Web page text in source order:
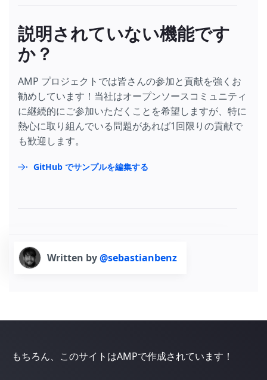
説明されていない機能です
か？
AMP プロジェクトでは皆さんの参加と貢献を強くお
勧めしています！当社はオープンソースコミュニティ
に継続的にご参加いただくことを希望しますが、特に
熱心に取り組んでいる問題があれば1回限りの貢献で
も歓迎します。
GitHub でサンプルを編集する
Written by@sebastianbenz
もちろん、このサイトはAMPで作成されています！